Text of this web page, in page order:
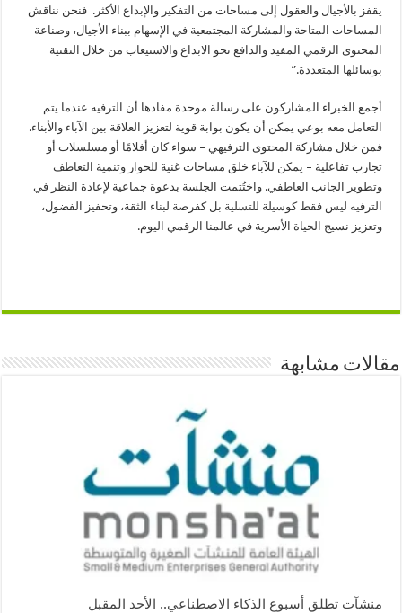
يقفز بالأجيال والعقول إلى مساحات من التفكير والإبداع الأكثر. فنحن نناقش
المساحات المتاحة والمشاركة المجتمعية في الإسهام ببناء الأجيال، وصناعة
المحتوى الرقمي المفيد والدافع نحو الابداع والاستيعاب من خلال التقنية
بوسائلها المتعددة.”
أجمع الخبراء المشاركون على رسالة موحدة مفادها أن الترفيه عندما يتم
التعامل معه بوعي يمكن أن يكون بوابة قوية لتعزيز العلاقة بين الآباء والأبناء.
فمن خلال مشاركة المحتوى الترفيهي – سواء كان أفلامًا أو مسلسلات أو
تجارب تفاعلية – يمكن للآباء خلق مساحات غنية للحوار وتنمية التعاطف
وتطوير الجانب العاطفي. واختُتمت الجلسة بدعوة جماعية لإعادة النظر في
الترفيه ليس فقط كوسيلة للتسلية بل كفرصة لبناء الثقة، وتحفيز الفضول،
وتعزيز نسيج الحياة الأسرية في عالمنا الرقمي اليوم.
مقالات مشابهة
منشآت تطلق أسبوع الذكاء الاصطناعي.. الأحد المقبل